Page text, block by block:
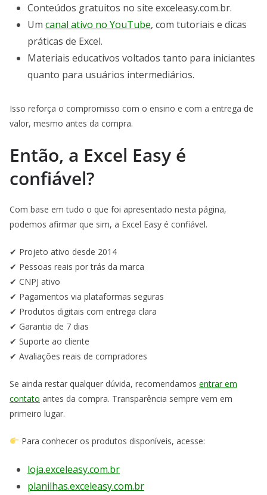
Conteúdos gratuitos no site exceleasy.com.br.
Um canal ativo no YouTube, com tutoriais e dicas
práticas de Excel.
Materiais educativos voltados tanto para iniciantes
quanto para usuários intermediários.
Isso reforça o compromisso com o ensino e com a entrega de
valor, mesmo antes da compra.
Então, a Excel Easy é
confiável?
Com base em tudo o que foi apresentado nesta página,
podemos afirmar que sim, a Excel Easy é confiável.
✔ Projeto ativo desde 2014
✔ Pessoas reais por trás da marca
✔ CNPJ ativo
✔ Pagamentos via plataformas seguras
✔ Produtos digitais com entrega clara
✔ Garantia de 7 dias
✔ Suporte ao cliente
✔ Avaliações reais de compradores
Se ainda restar qualquer dúvida, recomendamos entrar em
contato antes da compra. Transparência sempre vem em
primeiro lugar.
Para conhecer os produtos disponíveis, acesse:
loja.exceleasy.com.br
planilhas.exceleasy.com.br